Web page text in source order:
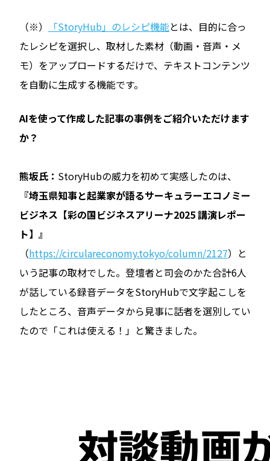
（※） 「StoryHub」のレシピ機能とは、目的に合っ
たレシピを選択し、取材した素材（動画・音声・メ
モ）をアップロードするだけで、テキストコンテンツ
を自動に生成する機能です。
――AIを使って作成した記事の事例をご紹介いただけます
か？
熊坂氏： StoryHubの威力を初めて実感したのは、
『埼玉県知事と起業家が語るサーキュラーエコノミー
ビジネス【彩の国ビジネスアリーナ2025 講演レポー
ト】』
（https://circulareconomy.tokyo/column/2127）と
いう記事の取材でした。登壇者と司会のかた合計6人
が話している録音データをStoryHubで文字起こしを
したところ、音声データから見事に話者を選別してい
たので「これは使える！」と驚きました。